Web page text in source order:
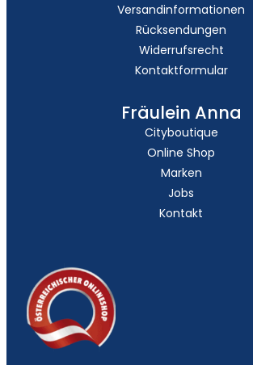
Versandinformationen
Rücksendungen
Widerrufsrecht
Kontaktformular
Fräulein Anna
Cityboutique
Online Shop
Marken
Jobs
Kontakt